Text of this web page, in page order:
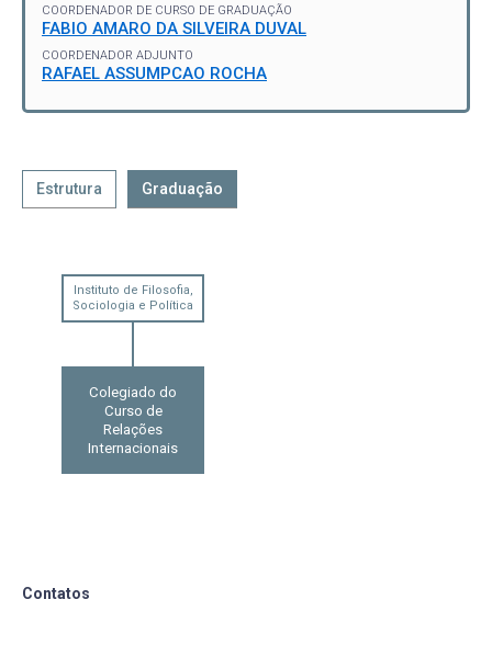
COORDENADOR DE CURSO DE GRADUAÇÃO
FABIO AMARO DA SILVEIRA DUVAL
COORDENADOR ADJUNTO
RAFAEL ASSUMPCAO ROCHA
Estrutura Graduação
Instituto de Filosofia,
Sociologia e Política
Colegiado do
Curso de
Relações
Internacionais
Contatos